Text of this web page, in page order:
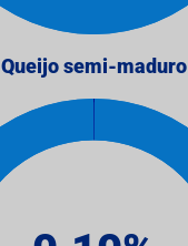
Queijo semi-maduro